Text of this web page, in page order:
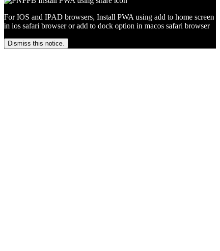
For IOS and IPAD browsers, Install PWA using add to home screen
in ios safari browser or add to dock option in macos safari browser
Dismiss this notice.